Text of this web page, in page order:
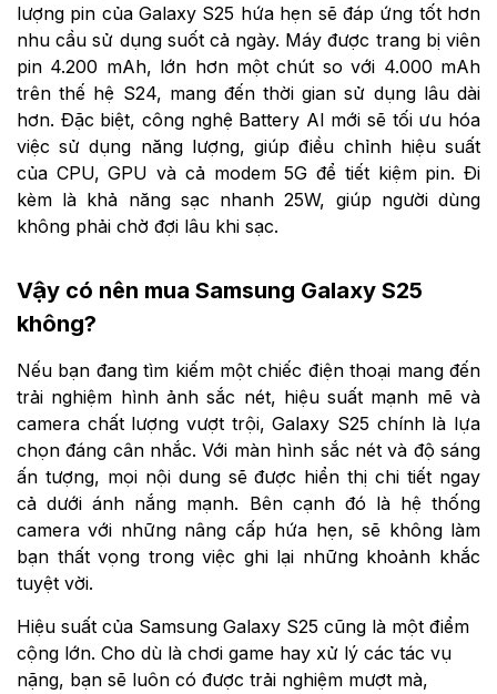
lượng pin của Galaxy S25 hứa hẹn sẽ đáp ứng tốt hơn
nhu cầu sử dụng suốt cả ngày. Máy được trang bị viên
pin 4.200 mAh, lớn hơn một chút so với 4.000 mAh
trên thế hệ S24, mang đến thời gian sử dụng lâu dài
hơn. Đặc biệt, công nghệ Battery AI mới sẽ tối ưu hóa
việc sử dụng năng lượng, giúp điều chỉnh hiệu suất
của CPU, GPU và cả modem 5G để tiết kiệm pin. Đi
kèm là khả năng sạc nhanh 25W, giúp người dùng
không phải chờ đợi lâu khi sạc.
Vậy có nên mua Samsung Galaxy S25
không?
Nếu bạn đang tìm kiếm một chiếc điện thoại mang đến
trải nghiệm hình ảnh sắc nét, hiệu suất mạnh mẽ và
camera chất lượng vượt trội, Galaxy S25 chính là lựa
chọn đáng cân nhắc. Với màn hình sắc nét và độ sáng
ấn tượng, mọi nội dung sẽ được hiển thị chi tiết ngay
cả dưới ánh nắng mạnh. Bên cạnh đó là hệ thống
camera với những nâng cấp hứa hẹn, sẽ không làm
bạn thất vọng trong việc ghi lại những khoảnh khắc
tuyệt vời.
Hiệu suất của Samsung Galaxy S25 cũng là một điểm
cộng lớn. Cho dù là chơi game hay xử lý các tác vụ
nặng, bạn sẽ luôn có được trải nghiệm mượt mà,